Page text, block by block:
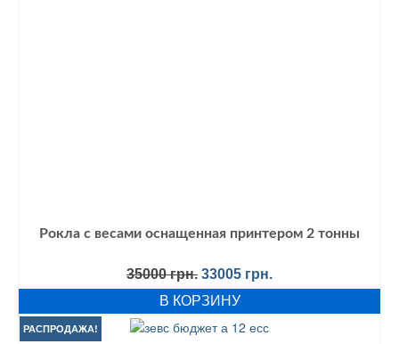
Рокла с весами оснащенная принтером 2 тонны
35000грн. Первоначальная
цена
составляла
35000 грн..
33005 грн.Текущая
цена:
В КОРЗИНУ
РАСПРОДАЖА!